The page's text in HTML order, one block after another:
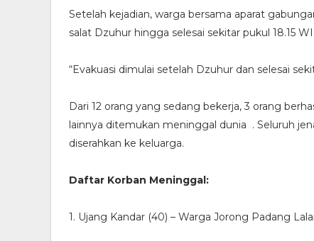
Setelah kejadian, warga bersama aparat
salat Dzuhur hingga selesai sekitar pukul 18.15
“Evakuasi dimulai setelah Dzuhur dan selesai
Dari 12 orang yang sedang bekerja, 3 orang
lainnya ditemukan meninggal dunia . Seluruh
diserahkan ke keluarga.
Daftar Korban Meninggal:
1. Ujang Kandar (40) – Warga Jorong Padang